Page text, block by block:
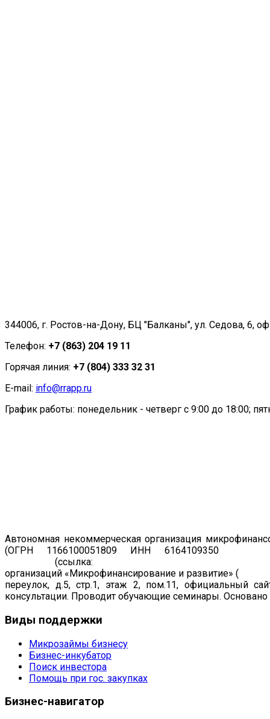
344006, г. Ростов-на-Дону, БЦ "Балканы", ул. Седова, 6,
Телефон: +7 (863) 204 19 11
Горячая линия: +7 (804) 333 32 31
E-mail: info@rrapp.ru
График работы: понедельник - четверг с 9:00 до 18:00;
Автономная некоммерческая организация
(ОГРН 1166100051809 ИНН 6164109350
(ссылка:
организаций «Микрофинансирование и развитие» (рег.
переулок, д.5, стр.1, этаж 2, пом.11, официальный
консультации. Проводит обучающие семинары. Основано
Виды поддержки
Микрозаймы бизнесу
Бизнес-инкубатор
Поиск инвестора
Помощь при гос. закупках
Бизнес-навигатор